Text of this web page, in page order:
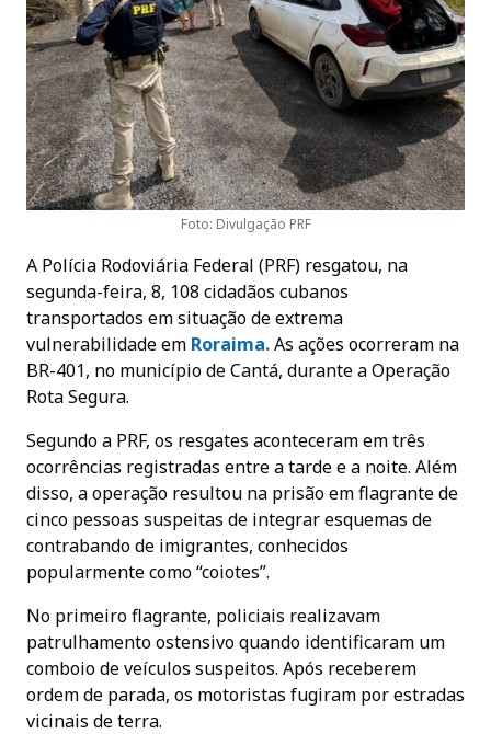
Foto: Divulgação PRF
A Polícia Rodoviária Federal (PRF) resgatou, na
segunda-feira, 8, 108 cidadãos cubanos
transportados em situação de extrema
vulnerabilidade em Roraima.As ações ocorreram na
BR-401, no município de Cantá, durante a Operação
Rota Segura.
Segundo a PRF, os resgates aconteceram em três
ocorrências registradas entre a tarde e a noite. Além
disso, a operação resultou na prisão em flagrante de
cinco pessoas suspeitas de integrar esquemas de
contrabando de imigrantes, conhecidos
popularmente como “coiotes”.
No primeiro flagrante, policiais realizavam
patrulhamento ostensivo quando identificaram um
comboio de veículos suspeitos. Após receberem
ordem de parada, os motoristas fugiram por estradas
vicinais de terra.